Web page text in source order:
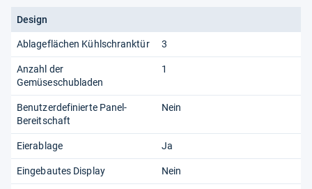
Design
Ablageflächen Kühlschranktür 3
Anzahl der
Gemüseschubladen
1
Benutzerdefinierte Panel-
Bereitschaft
Nein
Eierablage Ja
Eingebautes Display Nein